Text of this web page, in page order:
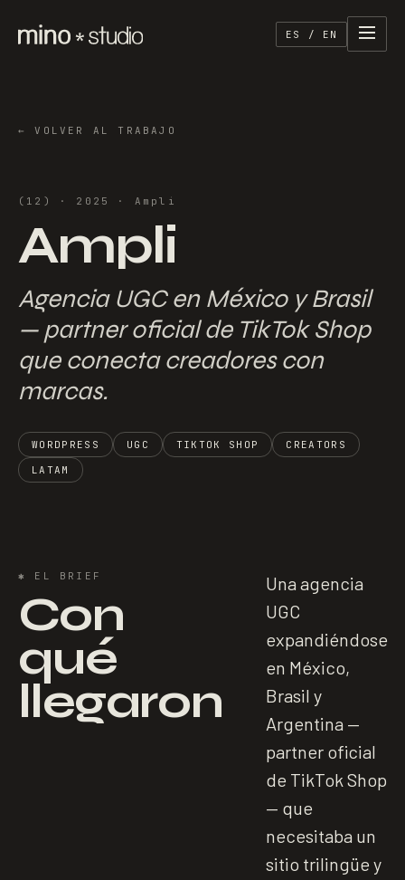
ES / EN
←VOLVER AL TRABAJO
( 12 ) · 2025 · Ampli
Ampli
Agencia UGC en México y Brasil
— partner oficial de TikTok Shop
que conecta creadores con
marcas.
WORDPRESS UGC TIKTOK SHOP
CREATORS
LATAM
✱ EL BRIEF
Con
qué
llegaron
Una agencia
UGC
expandiéndose
en México,
Brasil y
Argentina —
partner oficial
de TikTok Shop
— que
necesitaba un
sitio trilingüe y